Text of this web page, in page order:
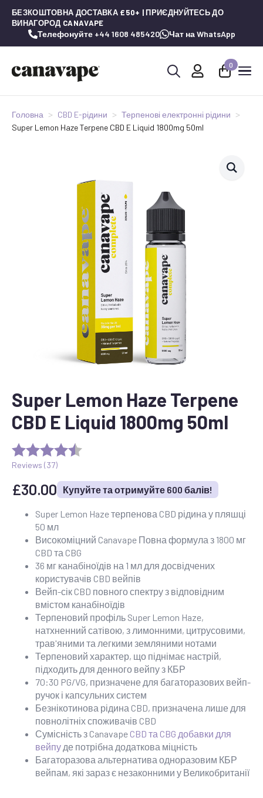
БЕЗКОШТОВНА ДОСТАВКА £50+ | ПРИЄДНУЙТЕСЬ ДО
ВИНАГОРОД CANAVAPE
Телефонуйте +44 1608 485420 Чат на WhatsApp
0
Головна CBD E-рідини
Терпенові електронні рідини
Super Lemon Haze Terpene CBD E Liquid 1800mg 50ml
Super Lemon Haze Terpene
CBD E Liquid 1800mg 50ml
Reviews (37)
£30.00 Купуйте та отримуйте 600 балів!
Super Lemon Haze терпенова CBD рідина у пляшці
50 мл
Високоміцний Canavape Повна формула з 1800 мг
CBD та CBG
36 мг канабіноїдів на 1 мл для досвідчених
користувачів CBD вейпів
Вейп-сік CBD повного спектру з відповідним
вмістом канабіноїдів
Терпеновий профіль Super Lemon Haze,
натхненний сатівою, з лимонними, цитрусовими,
трав'яними та легкими земляними нотами
Терпеновий характер, що піднімає настрій,
підходить для денного вейпу з КБР
70:30 PG/VG, призначене для багаторазових вейп-
ручок і капсульних систем
Безнікотинова рідина CBD, призначена лише для
повнолітніх споживачів CBD
Сумісність з Canavape CBD та CBG добавки для
вейпу де потрібна додаткова міцність
Багаторазова альтернатива одноразовим КБР
вейпам, які зараз є незаконними у Великобританії